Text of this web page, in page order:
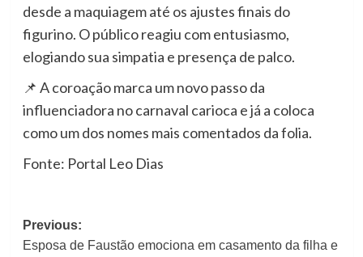
desde a maquiagem até os ajustes finais do
figurino. O público reagiu com entusiasmo,
elogiando sua simpatia e presença de palco.
📌 A coroação marca um novo passo da
influenciadora no carnaval carioca e já a coloca
como um dos nomes mais comentados da folia.
Fonte: Portal Leo Dias
Post
navigation
Previous:
Esposa de Faustão emociona em casamento da filha e